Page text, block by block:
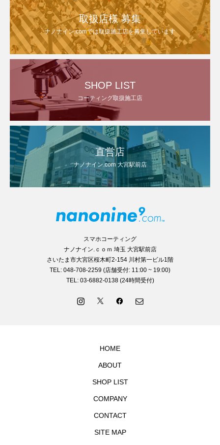
取扱店様 募集
ナノナイン.comでは取扱施工店を募集しています
SHOP LIST
コーティング取扱施工店
直営店
ナノナイン.com 大宮駅前店
スマホコーティング
ナノナイン.ｃｏｍ 埼玉 大宮駅前店
さいたま市大宮区桜木町2-154 川村第一ビル1階
TEL: 048-708-2259 (店舗受付: 11:00 ~ 19:00)
TEL: 03-6882-0138 (24時間受付)
HOME
ABOUT
SHOP LIST
COMPANY
CONTACT
SITE MAP